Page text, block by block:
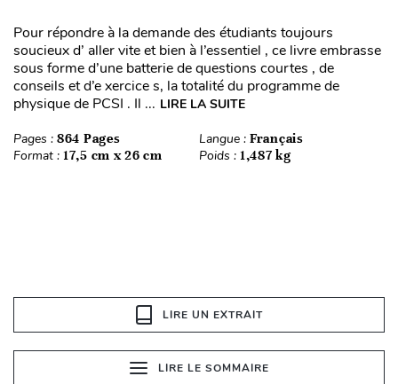
Pour répondre à la demande des étudiants toujours
soucieux d’ aller vite et bien à l’essentiel , ce livre embrasse
sous forme d’une batterie de questions courtes , de
conseils et d’e xercice s, la totalité du programme de
physique de PCSI . Il ... LIRE LA SUITE
Pages : 864 Pages Langue : Français
Format : 17,5 cm x 26 cm Poids : 1,487 kg
LIRE UN EXTRAIT
LIRE LE SOMMAIRE